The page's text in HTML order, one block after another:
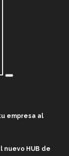
empresa al
nuevo HUB de